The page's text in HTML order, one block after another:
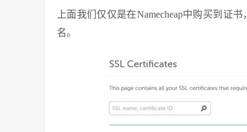
上面我们仅仅是在Namecheap中购买到证
名。